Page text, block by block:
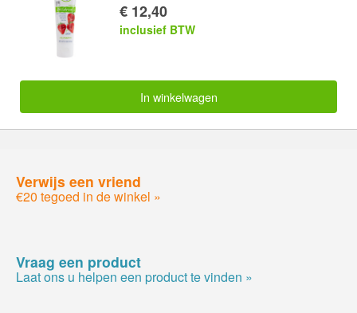
€ 12,40
inclusief BTW
In winkelwagen
Verwijs een vriend
€20 tegoed in de winkel »
Vraag een product
Laat ons u helpen een product te vinden »